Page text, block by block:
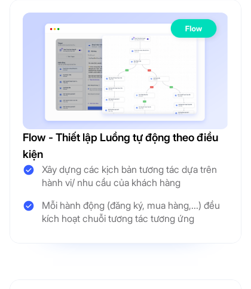
Flow - Thiết lập Luồng tự động theo điều
kiện
Xây dựng các kịch bản tương tác dựa trên
hành vi/ nhu cầu của khách hàng
Mỗi hành động (đăng ký, mua hàng,...) đều
kích hoạt chuỗi tương tác tương ứng